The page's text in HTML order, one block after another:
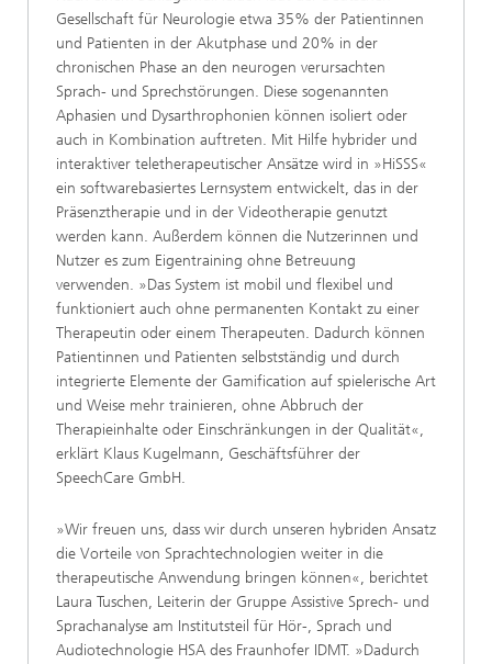
Gesellschaft für Neurologie etwa 35% der Patientinnen
und Patienten in der Akutphase und 20% in der
chronischen Phase an den neurogen verursachten
Sprach- und Sprechstörungen. Diese sogenannten
Aphasien und Dysarthrophonien können isoliert oder
auch in Kombination auftreten. Mit Hilfe hybrider und
interaktiver teletherapeutischer Ansätze wird in »HiSSS«
ein softwarebasiertes Lernsystem entwickelt, das in der
Präsenztherapie und in der Videotherapie genutzt
werden kann. Außerdem können die Nutzerinnen und
Nutzer es zum Eigentraining ohne Betreuung
verwenden. »Das System ist mobil und flexibel und
funktioniert auch ohne permanenten Kontakt zu einer
Therapeutin oder einem Therapeuten. Dadurch können
Patientinnen und Patienten selbstständig und durch
integrierte Elemente der Gamification auf spielerische Art
und Weise mehr trainieren, ohne Abbruch der
Therapieinhalte oder Einschränkungen in der Qualität«,
erklärt Klaus Kugelmann, Geschäftsführer der
SpeechCare GmbH.
»Wir freuen uns, dass wir durch unseren hybriden Ansatz
die Vorteile von Sprachtechnologien weiter in die
therapeutische Anwendung bringen können«, berichtet
Laura Tuschen, Leiterin der Gruppe Assistive Sprech- und
Sprachanalyse am Institutsteil für Hör-, Sprach und
Audiotechnologie HSA des Fraunhofer IDMT. »Dadurch